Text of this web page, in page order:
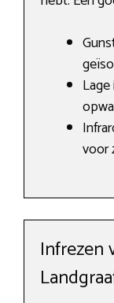
voor
Infrezen